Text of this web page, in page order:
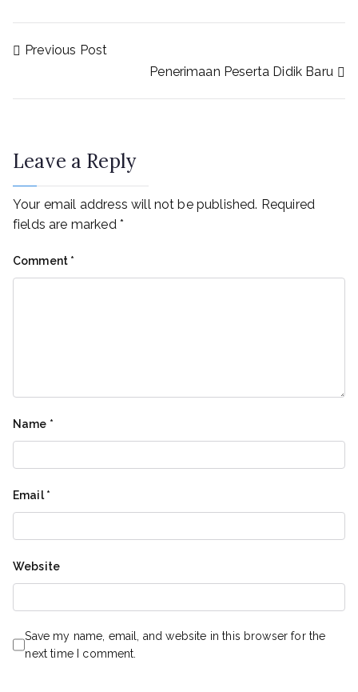
Post
Previous Post
Penerimaan Peserta Didik Baru
Leave a Reply
Your email address will not be published. Required
fields are marked *
Comment *
Name *
Email*
Website
Save my name, email, and website in this browser for the
next time I comment.